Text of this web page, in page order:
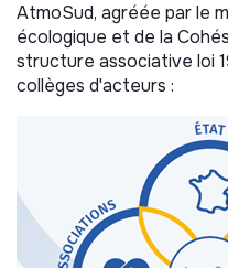
AtmoSud, agréée par le
écologique et de la
structure associative loi
collèges d'acteurs :